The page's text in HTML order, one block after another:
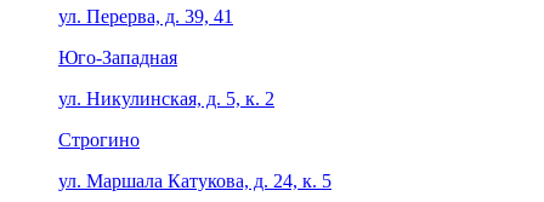
ул. Перерва, д. 39, 41
Юго-Западная
ул. Никулинская, д. 5, к. 2
Строгино
ул. Маршала Катукова, д. 24, к. 5